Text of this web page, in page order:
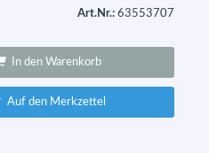
Art.Nr.: 63553707
In den Warenkorb
Auf den Merkzettel